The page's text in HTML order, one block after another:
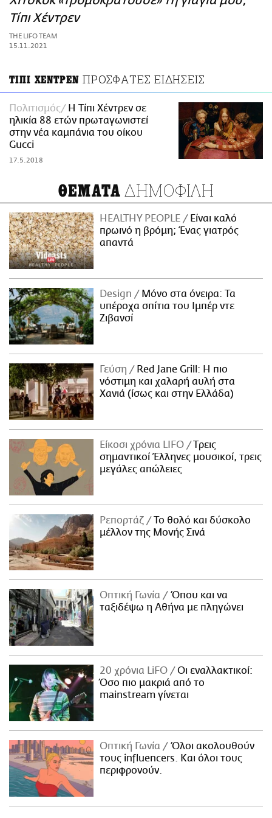
ΑΜΠΑ
PRINT
Τίπι Χέντρεν
THE LIFO TEAM
15.11.2021
ΤΙΠΙ ΧΕΝΤΡΕΝ ΠΡΟΣΦΑΤΕΣ ΕΙΔΗΣΕΙΣ
Πολιτισμός
Η Τίπι Χέντρεν σε
ηλικία 88 ετών πρωταγωνιστεί
στην νέα καμπάνια του οίκου
Gucci
17.5.2018
ΘΕΜΑΤΑ ΔΗΜΟΦΙΛΗ
HEALTHY PEOPLE
Είναι καλό
πρωινό η βρόμη; Ένας γιατρός
απαντά
Design
Μόνο στα όνειρα: Τα
υπέροχα σπίτια του Ιμπέρ ντε
Ζιβανσί
Γεύση
Red Jane Grill: Η πιο
νόστιμη και χαλαρή αυλή στα
Χανιά (ίσως και στην Ελλάδα)
Είκοσι χρόνια LIFO
Tρεις
σημαντικοί Έλληνες μουσικοί, τρεις
μεγάλες απώλειες
Ρεπορτάζ
Το θολό και δύσκολο
μέλλον της Μονής Σινά
Οπτική Γωνία
Όπου και να
ταξιδέψω η Αθήνα με πληγώνει
20 χρόνια LiFO
Οι εναλλακτικοί:
Όσο πιο μακριά από το
mainstream γίνεται
Οπτική Γωνία
Όλοι ακολουθούν
τους influencers. Και όλοι τους
περιφρονούν.